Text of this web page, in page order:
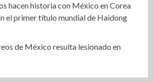
hacen historia con México en Corea
el primer título mundial de Haidong
de México resulta lesionado en